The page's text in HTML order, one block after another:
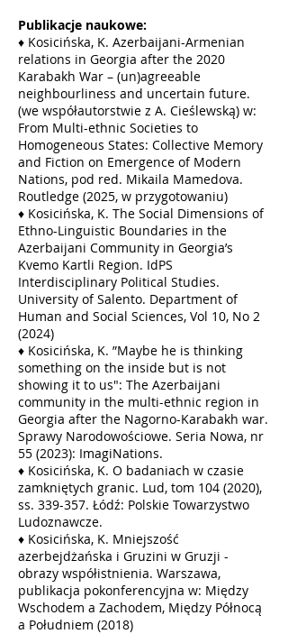
Publikacje naukowe:​
♦ Kosicińska, K. Azerbaijani-Armenian
relations in Georgia after the 2020
Karabakh War – (un)agreeable
neighbourliness and uncertain future.
(we współautorstwie z A. Cieślewską) w:
From Multi-ethnic Societies to
Homogeneous States: Collective Memory
and Fiction on Emergence of Modern
Nations, pod red. Mikaila Mamedova.
Routledge (2025, w przygotowaniu)
♦ Kosicińska, K. The Social Dimensions of
Ethno-Linguistic Boundaries in the
Azerbaijani Community in Georgia’s
Kvemo Kartli Region. IdPS
Interdisciplinary Political Studies.
University of Salento. Department of
Human and Social Sciences, Vol 10, No 2
(2024)
♦ Kosicińska, K. ”Maybe he is thinking
something on the inside but is not
showing it to us": The Azerbaijani
community in the multi-ethnic region in
Georgia after the Nagorno-Karabakh war.
Sprawy Narodowościowe. Seria Nowa, nr
55 (2023): ImagiNations.
♦ Kosicińska, K. O badaniach w czasie
zamkniętych granic. Lud, tom 104 (2020),
ss. 339-357. Łódź: Polskie Towarzystwo
Ludoznawcze.
♦ Kosicińska, K. Mniejszość
azerbejdżańska i Gruzini w Gruzji -
obrazy współistnienia. Warszawa,
publikacja pokonferencyjna w: Między
Wschodem a Zachodem, Między Północą
a Południem (2018)